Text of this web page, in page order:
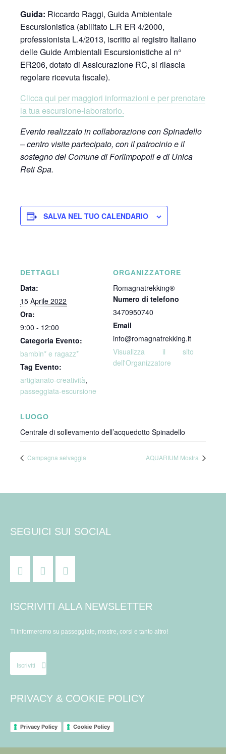
Guida: Riccardo Raggi, Guida Ambientale
Escursionistica (abilitato L.R ER 4/2000,
professionista L.4/2013, iscritto al registro Italiano
delle Guide Ambientali Escursionistiche al n°
ER206, dotato di Assicurazione RC, si rilascia
regolare ricevuta fiscale).
Clicca qui per maggiori informazioni e per prenotare
la tua escursione-laboratorio.
Evento realizzato in collaborazione con Spinadello
– centro visite partecipato, con il patrocinio e il
sostegno del Comune di Forlimpopoli e di Unica
Reti Spa.
SALVA NEL TUO CALENDARIO
DETTAGLI
Data:
15 Aprile 2022
Ora:
9:00 - 12:00
Categoria Evento:
bambin* e ragazz*
Tag Evento:
artigianato-creatività,
passeggiata-escursione
LUOGO
Centrale di sollevamento dell’acquedotto Spinadello
ORGANIZZATORE
Romagnatrekking®
Numero di telefono
3470950740
Email
info@romagnatrekking.it
Visualizza il sito
dell'Organizzatore
Campagna selvaggia AQUARIUM Mostra
SEGUICI SUI SOCIAL
ISCRIVITI ALLA NEWSLETTER
Ti informeremo su passeggiate, mostre, corsi e tanto altro!
Iscriviti
PRIVACY & COOKIE POLICY
Privacy Policy Cookie Policy